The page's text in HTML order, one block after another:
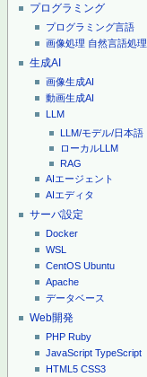
プログラミング
プログラミング言語
画像処理 自然言語処理
生成AI
画像生成AI
動画生成AI
LLM
LLM/モデル/日本語
ローカルLLM
RAG
AIエージェント
AIエディタ
サーバ設定
Docker
WSL
CentOS Ubuntu
Apache
データベース
Web開発
PHP Ruby
JavaScript TypeScript
HTML5 CSS3